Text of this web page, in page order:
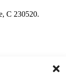
C 230520.